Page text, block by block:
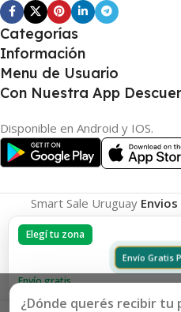
Elegí tu zona
Envío Gratis
Envío gratis
Categorías
Información
Menu de Usuario
Con Nuestra App
Disponible en Android y IOS.
Smart Sale Uruguay Envios
¿Dónde querés recibir tu